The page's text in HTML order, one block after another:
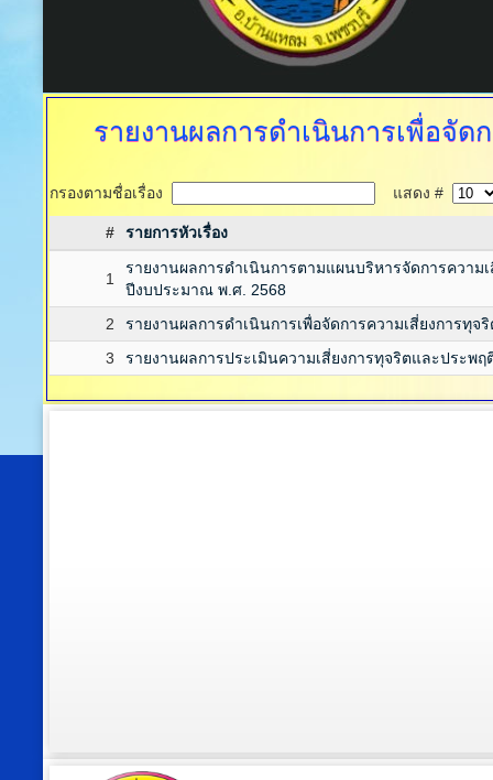
รายงานผลการดำเนินการเพื่อจั
กรองตามชื่อเรื่อง แสดง #
# รายการหัวเรื่อง
1
รายงานผลการดำเนินการตามแผนบริหารจัดการความ
ปีงบประมาณ พ.ศ. 2568
2
รายงานผลการดำเนินการเพื่อจัดการความเสี่ยงการทุ
3
รายงานผลการประเมินความเสี่ยงการทุจริตและประพ